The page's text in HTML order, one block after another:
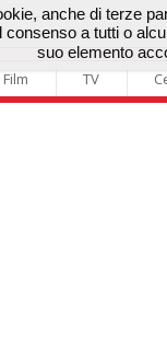
Film TV
anche di terze
a tutti o
suo elemento